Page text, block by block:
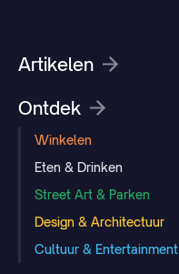
Artikelen
Ontdek
Winkelen
Eten & Drinken
Street Art & Parken
Design & Architectuur
Cultuur & Entertainment